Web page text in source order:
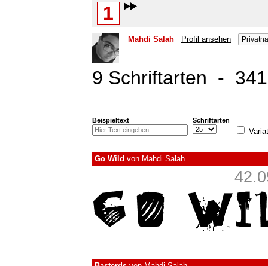
1
Mahdi Salah Profil ansehen
9 Schriftarten -
Beispieltext Schriftarten
Go Wild von Mahdi Salah